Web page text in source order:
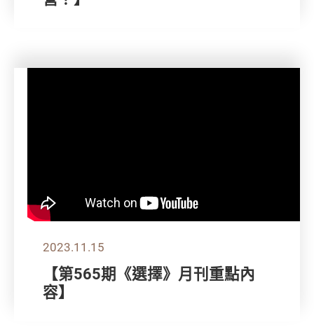
2023.11.15
【第565期《選擇》月刊重點內
容】